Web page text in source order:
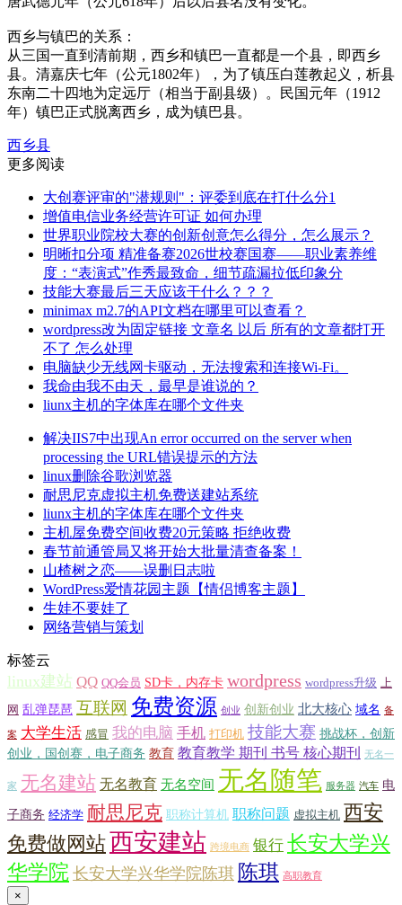
西乡与镇巴的关系：
从三国一直到清前期，西乡和镇巴一直都是一个县，即西乡
县。清嘉庆七年（公元1802年），为了镇压白莲教起义，析县
东南二十四地为定远厅（相当于副县级）。民国元年（1912
年）镇巴正式脱离西乡，成为镇巴县。
西乡县
更多阅读
大创赛评审的"潜规则"：评委到底在打什么分1
增值电信业务经营许可证 如何办理
世界职业院校大赛的创新创意怎么得分，怎么展示？
明晰扣分项 精准备赛2026世校赛国赛——职业素养维
度：“表演式”作秀最致命，细节疏漏拉低印象分
技能大赛最后三天应该干什么？？？
minimax m2.7的API文档在哪里可以查看？
wordpress改为固定链接 文章名 以后 所有的文章都打开
不了 怎么处理
电脑缺少无线网卡驱动，无法搜索和连接Wi-Fi。
我命由我不由天，最早是谁说的？
liunx主机的字体库在哪个文件夹
解决IIS7中出现An error occurred on the server when
processing the URL错误提示的方法
linux删除谷歌浏览器
耐思尼克虚拟主机免费送建站系统
liunx主机的字体库在哪个文件夹
主机屋免费空间收费20元策略 拒绝收费
春节前通管局又将开始大批量清查备案！
山楂树之恋——误删日志啦
WordPress爱情花园主题【情侣博客主题】
生娃不要娃了
网络营销与策划
标签云
linux建站 QQ QQ会员 SD卡，内存卡 wordpress wordpress升级 上
网 乱弹琵琶 互联网 免费资源 创业 创新创业 北大核心 域名 备
案 大学生活 感冒 我的电脑 手机 打印机 技能大赛 挑战杯，创新
创业，国创赛，电子商务 教育 教育教学 期刊 书号 核心期刊 无名一
家 无名建站 无名教育 无名空间 无名随笔 服务器 汽车 电
子商务 经济学 耐思尼克 职称计算机 职称问题 虚拟主机 西安
免费做网站西安建站 跨境电商 银行 长安大学兴
华学院 长安大学兴华学院陈琪 陈琪 高职教育
×